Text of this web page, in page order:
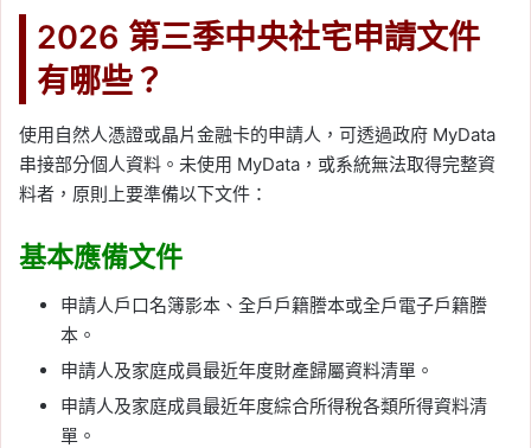
2026 第三季中央社宅申請文件
有哪些？
使用自然人憑證或晶片金融卡的申請人，可透過政府 MyData
串接部分個人資料。未使用 MyData，或系統無法取得完整資
料者，原則上要準備以下文件：
基本應備文件
申請人戶口名簿影本、全戶戶籍謄本或全戶電子戶籍謄
本。
申請人及家庭成員最近年度財產歸屬資料清單。
申請人及家庭成員最近年度綜合所得稅各類所得資料清
單。